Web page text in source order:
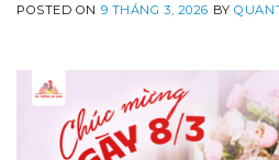
POSTED ON 9 THÁNG 3, 2026 BY